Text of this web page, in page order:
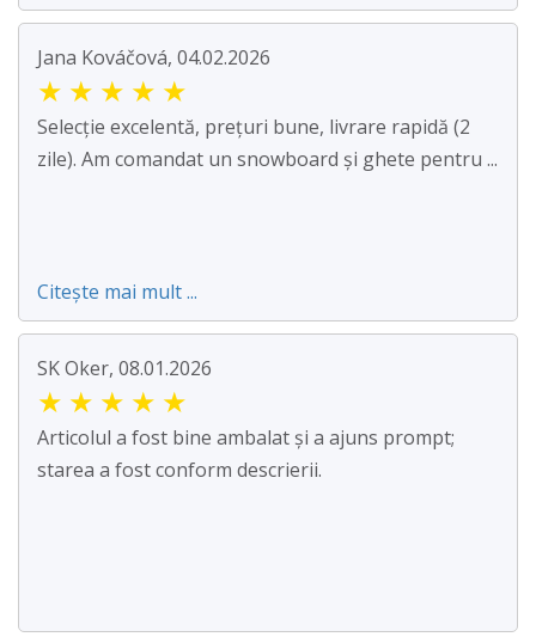
Jana Kováčová, 04.02.2026
★ ★ ★ ★ ★
Selecție excelentă, prețuri bune, livrare rapidă (2
zile). Am comandat un snowboard și ghete pentru ...
Citește mai mult ...
SK Oker, 08.01.2026
★ ★ ★ ★ ★
Articolul a fost bine ambalat și a ajuns prompt;
starea a fost conform descrierii.